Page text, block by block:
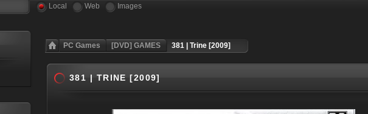
Local Web Images
PC Games [DVD] GAMES 381 | Trine [2009]
381 | TRINE [2009]